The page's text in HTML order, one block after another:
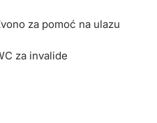
za pomoć na ulazu
za invalide